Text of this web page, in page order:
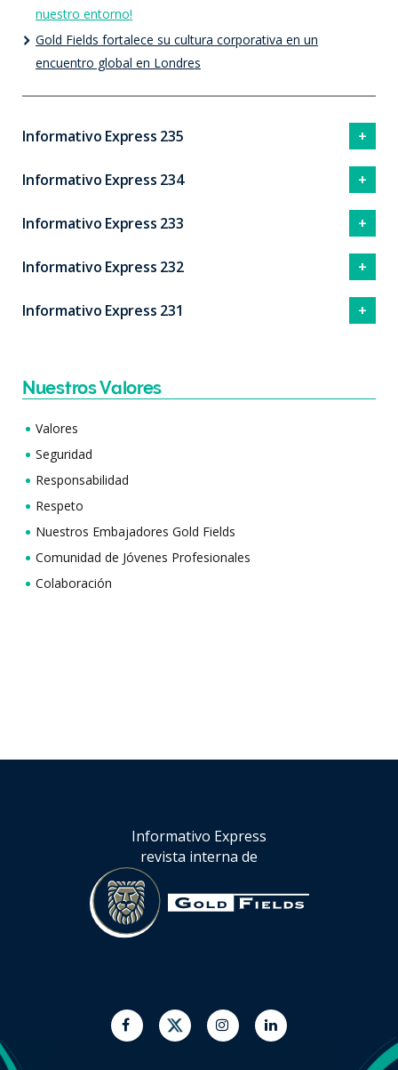
nuestro entorno!
Gold Fields fortalece su cultura corporativa en un
encuentro global en Londres
Informativo Express 235
Informativo Express 234
Informativo Express 233
Informativo Express 232
Informativo Express 231
Nuestros Valores
Valores
Seguridad
Responsabilidad
Respeto
Nuestros Embajadores Gold Fields
Comunidad de Jóvenes Profesionales
Colaboración
Informativo Express
revista interna de